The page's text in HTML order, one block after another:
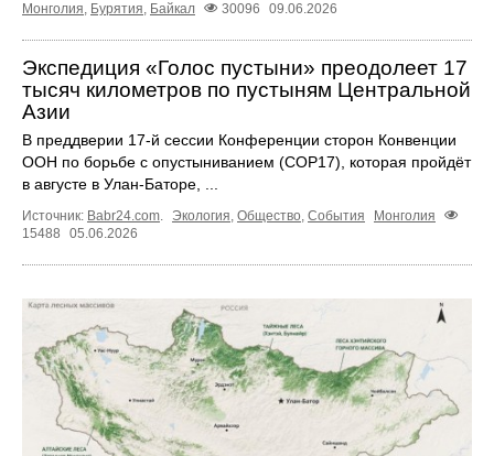
Монголия, Бурятия, Байкал 30096 09.06.2026
Экспедиция «Голос пустыни» преодолеет 17
тысяч километров по пустыням Центральной
Азии
В преддверии 17‑й сессии Конференции сторон Конвенции
ООН по борьбе с опустыниванием (COP17), которая пройдёт
в августе в Улан‑Баторе, ...
Источник: Babr24.com. Экология, Общество, События
Монголия
15488
05.06.2026